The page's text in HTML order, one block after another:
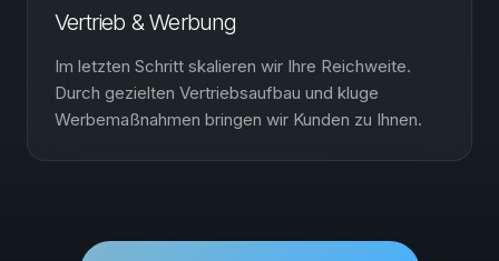
Vertrieb & Werbung
Im letzten Schritt skalieren wir Ihre Reichweite.
Durch gezielten Vertriebsaufbau und kluge
Werbemaßnahmen bringen wir Kunden zu Ihnen.